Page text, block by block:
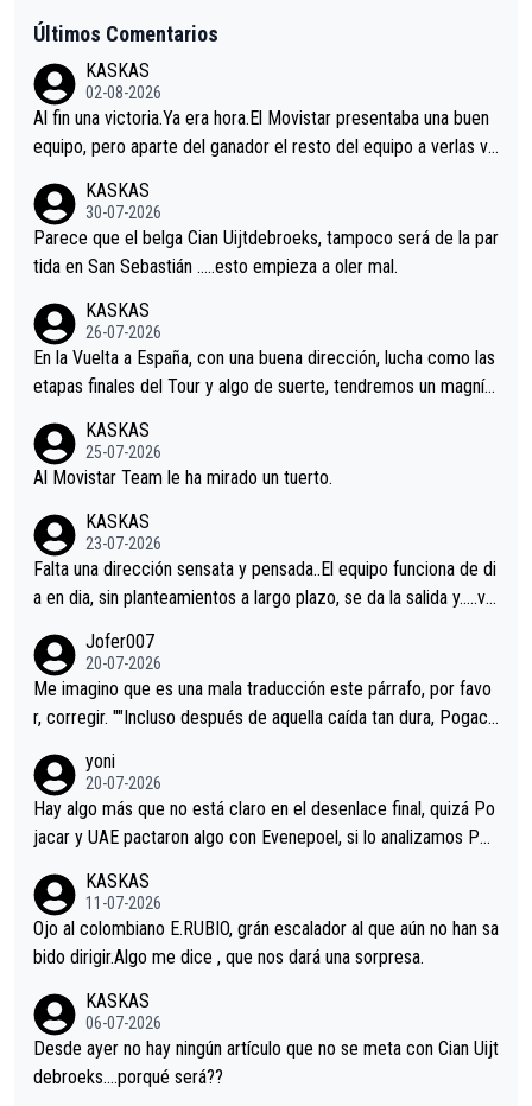
Últimos Comentarios
KASKAS
02-08-2026
Al fin una victoria.Ya era hora.El Movistar presentaba una buen
equipo, pero aparte del ganador el resto del equipo a verlas ve
s.La única buena noticia es la mejoría de Enric Más en San Seb
astian.Si en la Vuelta a Burgos sigue la mejoría, podríamos ten
er alguna sorpresa en la Vuelta.Ojalá.
KASKAS
30-07-2026
Parece que el belga Cian Uijtdebroeks, tampoco será de la par
tida en San Sebastián …..esto empieza a oler mal.
KASKAS
26-07-2026
En la Vuelta a España, con una buena dirección, lucha como las
etapas finales del Tour y algo de suerte, tendremos un magnífi
KASKAS
25-07-2026
Al Movistar Team le ha mirado un tuerto.
KASKAS
23-07-2026
Falta una dirección sensata y pensada..El equipo funciona de di
a en dia, sin planteamientos a largo plazo, se da la salida y…..ve
Minguez, Velez etc etc.Me da pena vivir estos momentos tan
tristes sin victorias.
Jofer007
20-07-2026
Me imagino que es una mala traducción este párrafo, por favo
r, corregir. ""Incluso después de aquella caída tan dura, Pogaca
permaneció pegado a su rueda. Parecía increíble la forma en l
a que era capaz de controlar el miedo", recordó."
yoni
20-07-2026
Hay algo más que no está claro en el desenlace final, quizá Po
jacar y UAE pactaron algo con Evenepoel, si lo analizamos Poj
i sin pedalear, luego está el saludo con Evenepoel dándose la
mano de una manera muy fraternal, más allá de los típicos toqu
es en el hombro con que saludaba a Vingegard. Ahí hubo una in
eta, a ver si por querer poner a Del Toro con calzador en posi
ción de podio UAE y Pojacar se van complicar el tour.
KASKAS
11-07-2026
Ojo al colombiano E.RUBIO, grán escalador al que aún no han sa
bido dirigir.Algo me dice , que nos dará una sorpresa.
KASKAS
06-07-2026
Desde ayer no hay ningún artículo que no se meta con Cian Uijt
debroeks….porqué será??